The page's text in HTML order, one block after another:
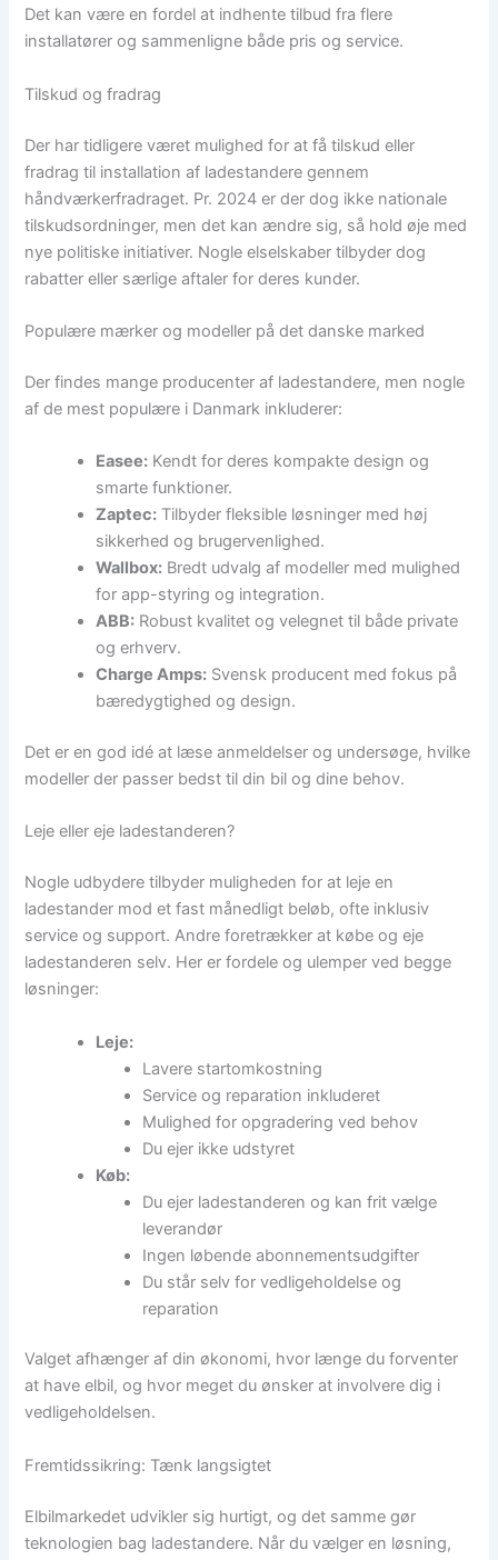
Det kan være en fordel at indhente tilbud fra flere
installatører og sammenligne både pris og service.
Tilskud og fradrag
Der har tidligere været mulighed for at få tilskud eller
fradrag til installation af ladestandere gennem
håndværkerfradraget. Pr. 2024 er der dog ikke nationale
tilskudsordninger, men det kan ændre sig, så hold øje med
nye politiske initiativer. Nogle elselskaber tilbyder dog
rabatter eller særlige aftaler for deres kunder.
Populære mærker og modeller på det danske marked
Der findes mange producenter af ladestandere, men nogle
af de mest populære i Danmark inkluderer:
Easee: Kendt for deres kompakte design og
smarte funktioner.
Zaptec: Tilbyder fleksible løsninger med høj
sikkerhed og brugervenlighed.
Wallbox: Bredt udvalg af modeller med mulighed
for app-styring og integration.
ABB: Robust kvalitet og velegnet til både private
og erhverv.
Charge Amps: Svensk producent med fokus på
bæredygtighed og design.
Det er en god idé at læse anmeldelser og undersøge, hvilke
modeller der passer bedst til din bil og dine behov.
Leje eller eje ladestanderen?
Nogle udbydere tilbyder muligheden for at leje en
ladestander mod et fast månedligt beløb, ofte inklusiv
service og support. Andre foretrækker at købe og eje
ladestanderen selv. Her er fordele og ulemper ved begge
løsninger:
Leje:
Lavere startomkostning
Service og reparation inkluderet
Mulighed for opgradering ved behov
Du ejer ikke udstyret
Køb:
Du ejer ladestanderen og kan frit vælge
leverandør
Ingen løbende abonnementsudgifter
Du står selv for vedligeholdelse og
reparation
Valget afhænger af din økonomi, hvor længe du forventer
at have elbil, og hvor meget du ønsker at involvere dig i
vedligeholdelsen.
Fremtidssikring: Tænk langsigtet
Elbilmarkedet udvikler sig hurtigt, og det samme gør
teknologien bag ladestandere. Når du vælger en løsning,